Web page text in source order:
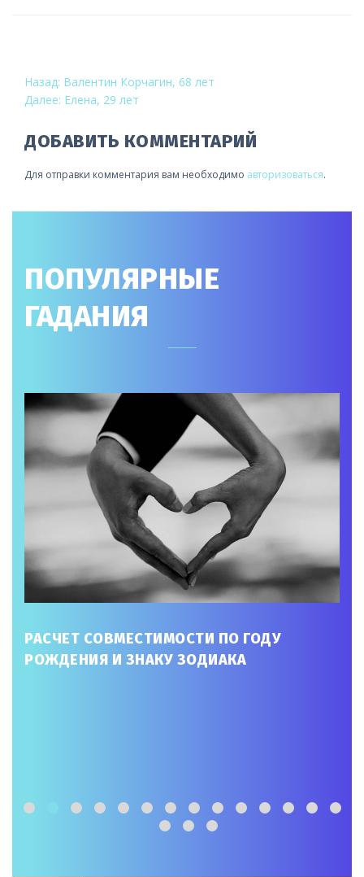
НАВИГАЦИЯ
ПО
ЗАПИСЯМ
Назад: Валентин Корчагин, 68 лет
Далее: Елена, 29 лет
ДОБАВИТЬ КОММЕНТАРИЙ
Для отправки комментария вам необходимо авторизоваться.
ПОПУЛЯРНЫЕ
ГАДАНИЯ
РАСЧЕТ СОВМЕСТИМОСТИ ПО ГОДУ
РОЖДЕНИЯ И ЗНАКУ ЗОДИАКА